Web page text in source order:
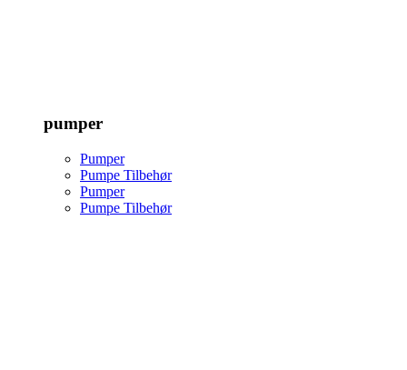
pumper
Pumper
Pumpe Tilbehør
Pumper
Pumpe Tilbehør